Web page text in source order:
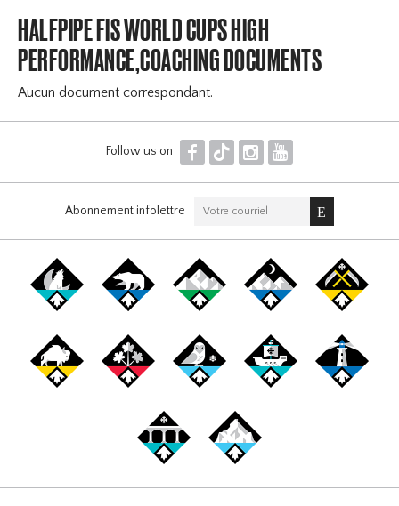
HALFPIPE FIS WORLD CUPS HIGH
PERFORMANCE,COACHING DOCUMENTS
Aucun document correspondant.
Follow us on F T I Y
Abonnement infolettre